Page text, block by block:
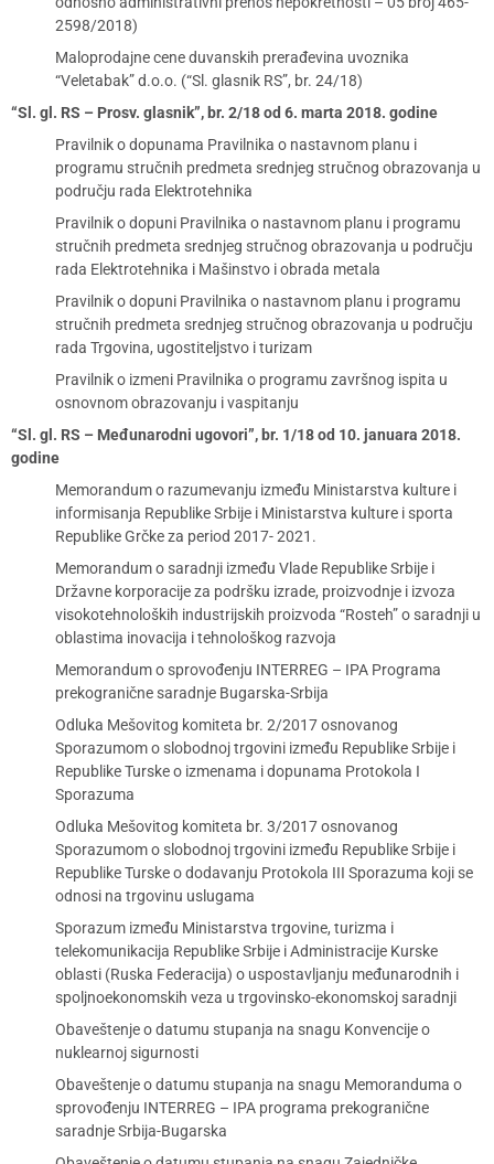
2598/2018)
Maloprodajne cene duvanskih prerađevina uvoznika
“Veletabak” d.o.o. (“Sl. glasnik RS”, br. 24/18)
“Sl. gl. RS – Prosv. glasnik”, br. 2/18 od 6. marta 2018. godine
Pravilnik o dopunama Pravilnika o nastavnom planu i
programu stručnih predmeta srednjeg stručnog obrazovanja u
području rada Elektrotehnika
Pravilnik o dopuni Pravilnika o nastavnom planu i programu
stručnih predmeta srednjeg stručnog obrazovanja u području
rada Elektrotehnika i Mašinstvo i obrada metala
Pravilnik o dopuni Pravilnika o nastavnom planu i programu
stručnih predmeta srednjeg stručnog obrazovanja u području
rada Trgovina, ugostiteljstvo i turizam
Pravilnik o izmeni Pravilnika o programu završnog ispita u
osnovnom obrazovanju i vaspitanju
“Sl. gl. RS – Međunarodni ugovori”, br. 1/18 od 10. januara 2018.
godine
Memorandum o razumevanju između Ministarstva kulture i
informisanja Republike Srbije i Ministarstva kulture i sporta
Republike Grčke za period 2017- 2021.
Memorandum o saradnji između Vlade Republike Srbije i
Državne korporacije za podršku izrade, proizvodnje i izvoza
visokotehnoloških industrijskih proizvoda “Rosteh” o saradnji u
oblastima inovacija i tehnološkog razvoja
Memorandum o sprovođenju INTERREG – IPA Programa
prekogranične saradnje Bugarska-Srbija
Odluka Mešovitog komiteta br. 2/2017 osnovanog
Sporazumom o slobodnoj trgovini između Republike Srbije i
Republike Turske o izmenama i dopunama Protokola I
Sporazuma
Odluka Mešovitog komiteta br. 3/2017 osnovanog
Sporazumom o slobodnoj trgovini između Republike Srbije i
Republike Turske o dodavanju Protokola III Sporazuma koji se
odnosi na trgovinu uslugama
Sporazum između Ministarstva trgovine, turizma i
telekomunikacija Republike Srbije i Administracije Kurske
oblasti (Ruska Federacija) o uspostavljanju međunarodnih i
spoljnoekonomskih veza u trgovinsko-ekonomskoj saradnji
Obaveštenje o datumu stupanja na snagu Konvencije o
nuklearnoj sigurnosti
Obaveštenje o datumu stupanja na snagu Memoranduma o
sprovođenju INTERREG – IPA programa prekogranične
saradnje Srbija-Bugarska